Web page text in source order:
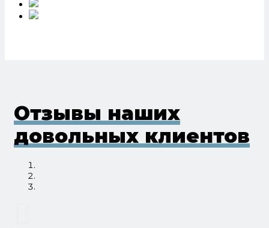
Отзывы наших
довольных клиентов